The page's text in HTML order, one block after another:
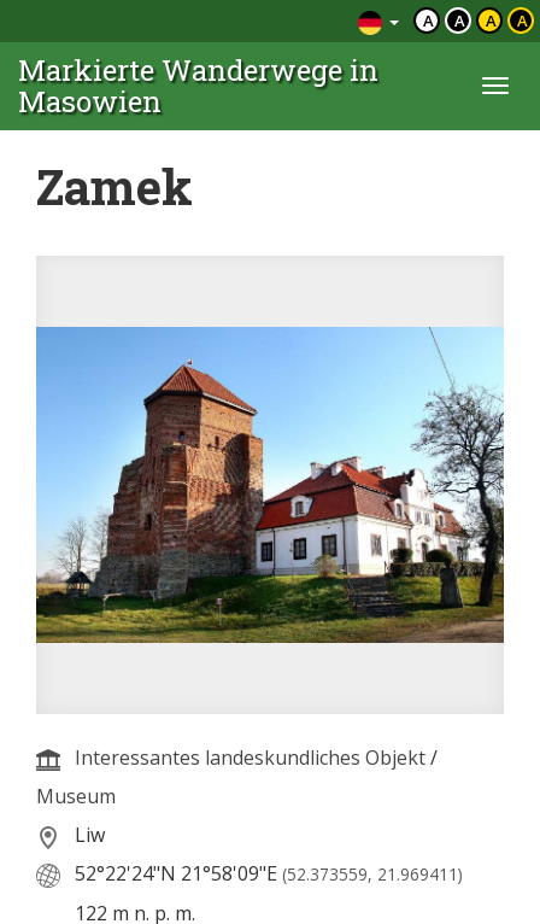
A A A A
Markierte Wanderwege in
Masowien
Zamek
Interessantes landeskundliches Objekt/
Museum
Liw
52°22'24"N 21°58'09"E (52.373559, 21.969411)
122 m n. p. m.